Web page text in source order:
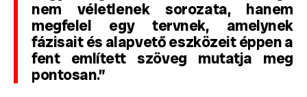
nem véletlenek sorozata, hanem
megfelel egy tervnek, amelynek
fázisait és alapvető eszközeit éppen a
fent említett szöveg mutatja meg
pontosan.”